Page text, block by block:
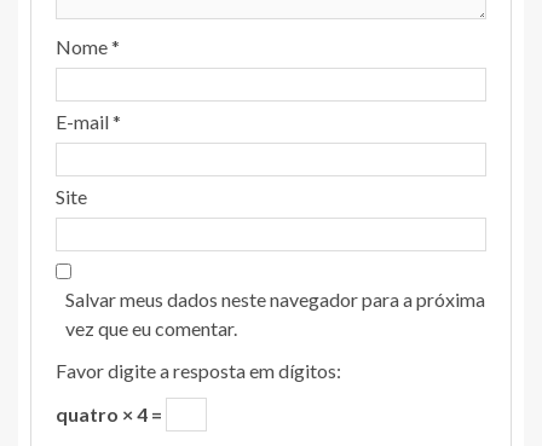
Nome*
E-mail*
Site
Salvar meus dados neste navegador para a próxima
vez que eu comentar.
Favor digite a resposta em dígitos:
quatro × 4 =